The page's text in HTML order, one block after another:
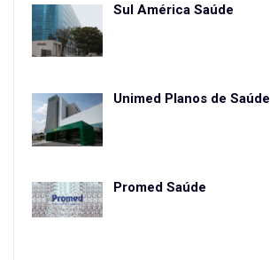
Sul América Saúde
Unimed Planos de Saúde
Promed Saúde